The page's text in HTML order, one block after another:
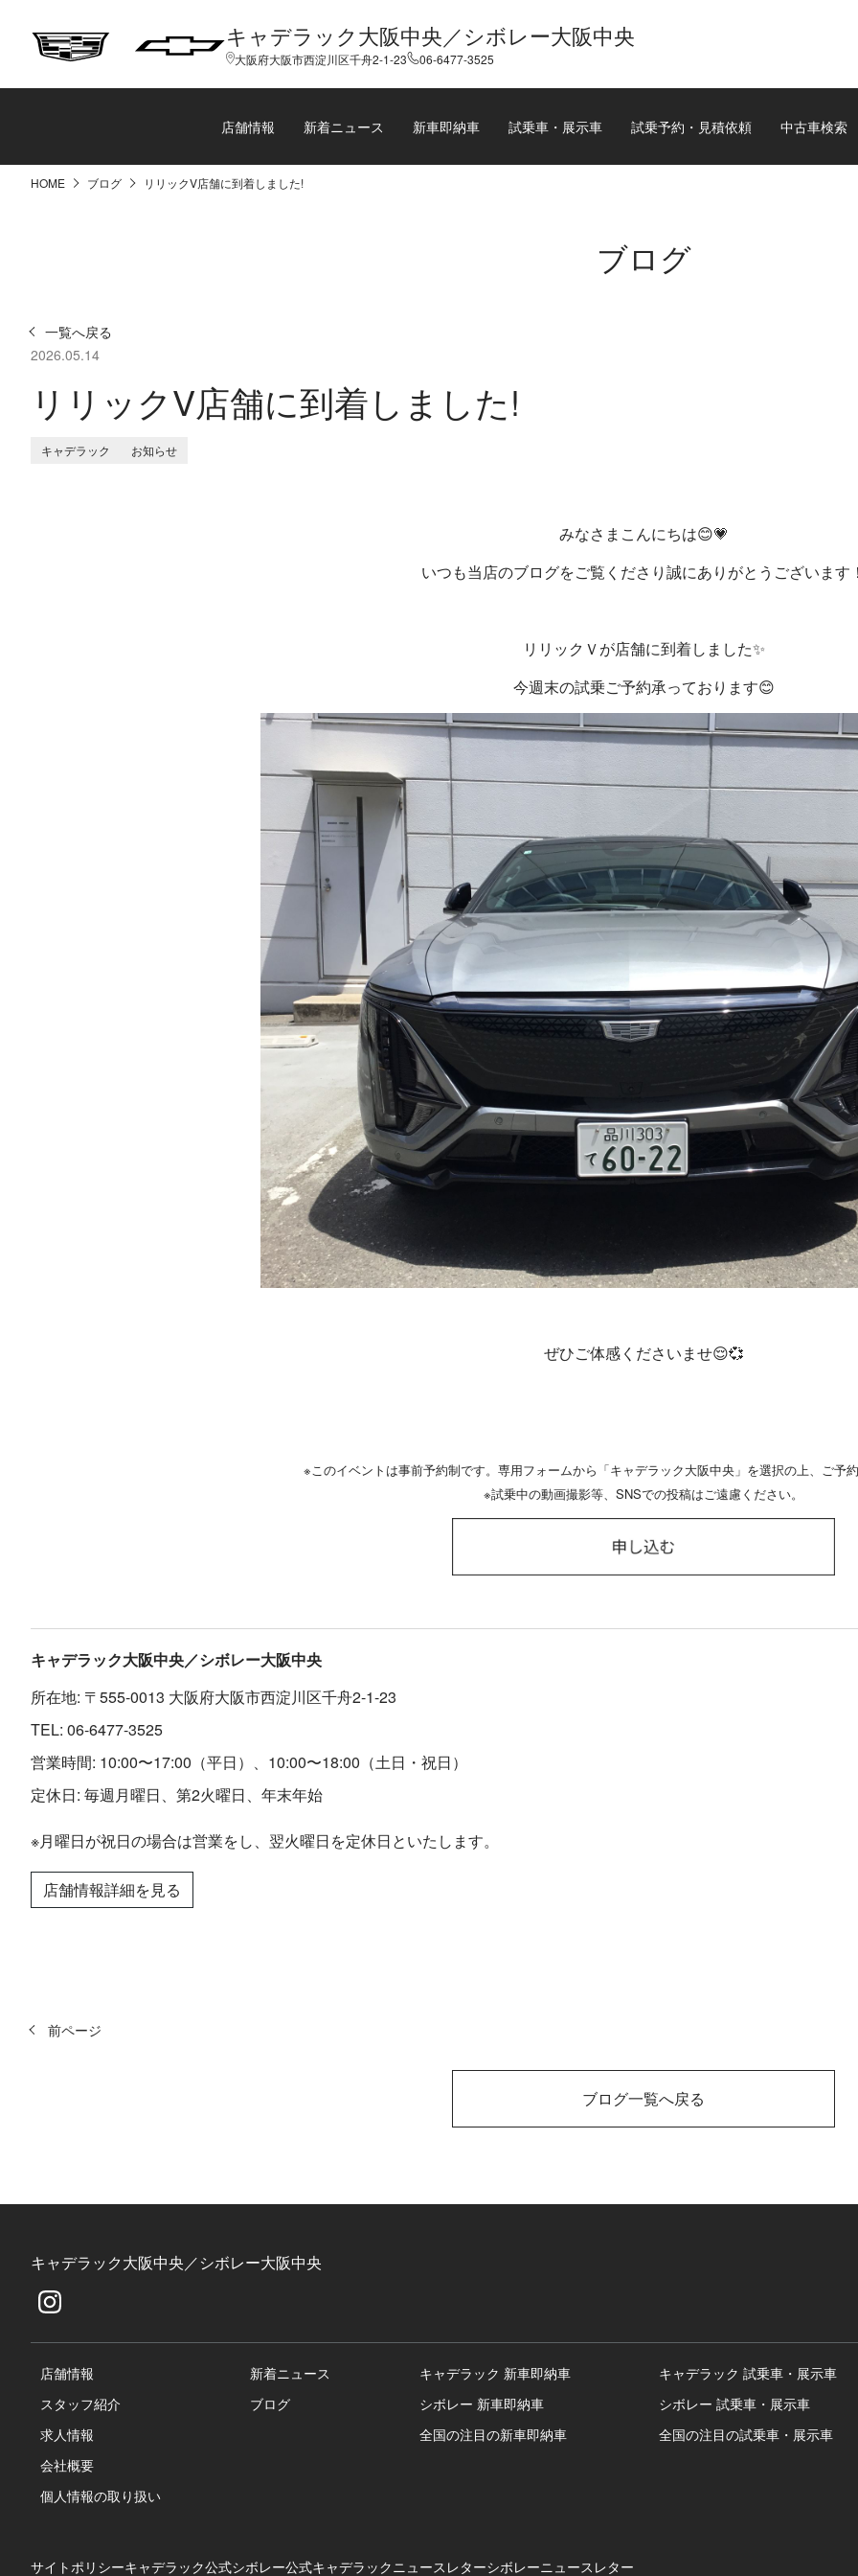
キャデラック大阪中央／シボレー大阪中央
大阪府大阪市西淀川区千舟2-1-23 06-6477-3525
店舗情報 新着ニュース 新車即納車 試乗車・展示車 試乗予約・見積依頼 中古車検索
HOME ブログ リリックV店舗に到着しました!
ブログ
一覧へ戻る
2026.05.14
リリックV店舗に到着しました!
キャデラック お知らせ
みなさまこんにちは😊💗
いつも当店のブログをご覧くださり誠にありがとうございます
リリックＶが店舗に到着しました✨
今週末の試乗ご予約承っております😊
ぜひご体感くださいませ😌💞
※このイベントは事前予約制です。専用フォームから「キャデラック大阪中央」を選択の上、ご予
※試乗中の動画撮影等、SNSでの投稿はご遠慮ください。
キャデラック大阪中央／シボレー大阪中央
所在地: 〒555-0013 大阪府大阪市西淀川区千舟2-1-23
TEL: 06-6477-3525
営業時間: 10:00〜17:00（平日）、10:00〜18:00（土日・祝日）
定休日: 毎週月曜日、第2火曜日、年末年始
※月曜日が祝日の場合は営業をし、翌火曜日を定休日といたします。
店舗情報詳細を見る
前ページ
ブログ一覧へ戻る
キャデラック大阪中央／シボレー大阪中央
店舗情報
スタッフ紹介
求人情報
会社概要
個人情報の取り扱い
新着ニュース
ブログ
キャデラック 新車即納車
シボレー 新車即納車
全国の注目の新車即納車
キャデラック 試乗車・展示車
シボレー 試乗車・展示車
全国の注目の試乗車・展示車
サイトポリシーキャデラック公式シボレー公式キャデラックニュースレターシボレーニュースレター